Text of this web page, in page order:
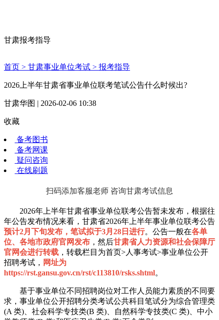
甘肃报考指导
首页 > 甘肃事业单位考试 > 报考指导
2026上半年甘肃省事业单位联考笔试公告什么时候出?
甘肃华图 | 2026-02-06 10:38
收藏
备考图书
备考网课
疑问咨询
在线刷题
扫码添加客服老师 咨询甘肃考试信息
2026年上半年甘肃省事业单位联考公告暂未发布，根据往
年公告发布情况来看，甘肃省2026年上半年事业单位联考公告
预计2月下旬发布，笔试拟于3月28日进行。公告一般在各单
位、各地市政府官网发布 ，然后甘肃省人力资源和社会保障厅
官网会进行转载 ，转载栏目为首页>人事考试>事业单位公开
招聘考试， 网址为
https://rst.gansu.gov.cn/rst/c113810/rsks.shtml。
基于事业单位不同招聘岗位对工作人员能力素质的不同要
求，事业单位公开招聘分类考试公共科目笔试分为综合管理类
(A 类)、社会科学专技类(B 类)、自然科学专技类(C 类)、中小